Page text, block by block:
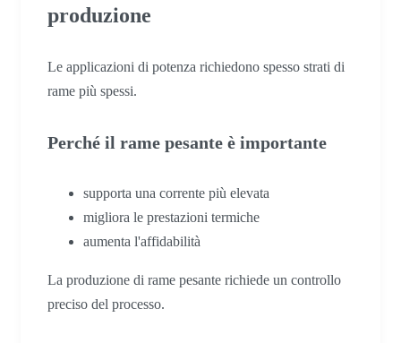
produzione
Le applicazioni di potenza richiedono spesso strati di
rame più spessi.
Perché il rame pesante è importante
supporta una corrente più elevata
migliora le prestazioni termiche
aumenta l'affidabilità
La produzione di rame pesante richiede un controllo
preciso del processo.